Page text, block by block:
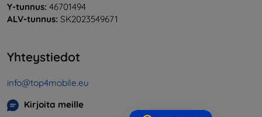
Y-tunnus: 46701494
ALV-tunnus: SK2023549671
Yhteystiedot
info@top4mobile.eu
Kirjoita meille